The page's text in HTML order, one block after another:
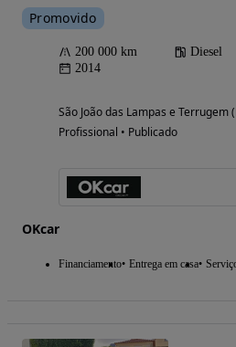
Promovido
200 000 km Diesel
2014
São João das Lampas e Terrugem
Profissional • Publicado
OKcar
Financiamento Entrega em casa